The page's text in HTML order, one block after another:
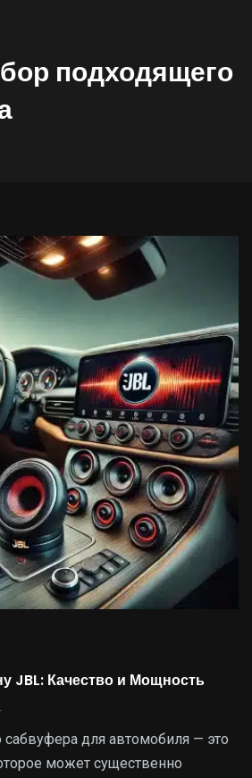
подходящего
JBL: Качество и Мощность
для автомобиля — это
может существенно